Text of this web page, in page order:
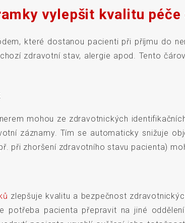
vylepšit kvalitu péče
které dostanou pacienti při příjmu do
zdravotní stav, alergie apod. Tento
mohou ze zdravotnických
záznamy. Tím se automaticky snižuje
při zhoršení zdravotního stavu pacienta)
zlepšuje kvalitu a bezpečnost
potřeba pacienta přepravit na jiné